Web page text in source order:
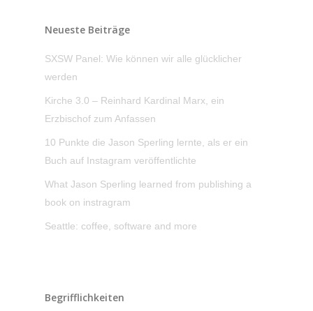
Neueste Beiträge
SXSW Panel: Wie können wir alle glücklicher
werden
Kirche 3.0 – Reinhard Kardinal Marx, ein
Erzbischof zum Anfassen
10 Punkte die Jason Sperling lernte, als er ein
Buch auf Instagram veröffentlichte
What Jason Sperling learned from publishing a
book on instragram
Seattle: coffee, software and more
Begrifflichkeiten